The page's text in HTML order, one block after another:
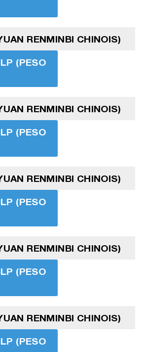
RENMINBI CHINOIS)
(PESO
RENMINBI CHINOIS)
(PESO
RENMINBI CHINOIS)
(PESO
RENMINBI CHINOIS)
(PESO
RENMINBI CHINOIS)
(PESO